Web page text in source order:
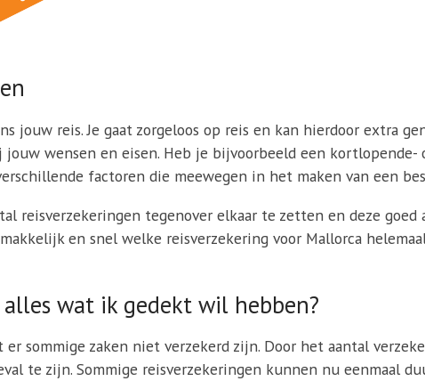
jouw reis. Je gaat zorgeloos op reis en kan hierdoor extra
wensen en eisen. Heb je bijvoorbeeld een kortlopende-
factoren die meewegen in het maken van een
reisverzekeringen tegenover elkaar te zetten en deze
en snel welke reisverzekering voor Mallorca
wat ik gedekt wil hebben?
sommige zaken niet verzekerd zijn. Door het aantal
te zijn. Sommige reisverzekeringen kunnen nu eenmaal